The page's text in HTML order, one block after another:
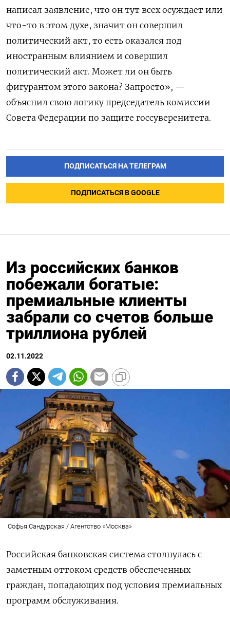
написал заявление, что он тут всех осуждает или
что-то в этом духе, значит он совершил
политический акт, то есть оказался под
иностранным влиянием и совершил
политический акт. Может ли он быть
фигурантом этого закона? Запросто», —
объяснил свою логику председатель комиссии
Совета Федерации по защите госсуверенитета.
ПОДПИСАТЬСЯ НА ТЕЛЕГРАМ
ПОДПИСАТЬСЯ В GOOGLE
Из российских банков
побежали богатые:
премиальные клиенты
забрали со счетов больше
триллиона рублей
02.11.2022
Софья Сандурская / Агентство «Москва»
Российская банковская система столнулась с
заметным оттоком средств обеспеченных
граждан, попадающих под условия премиальных
программ обслуживания.